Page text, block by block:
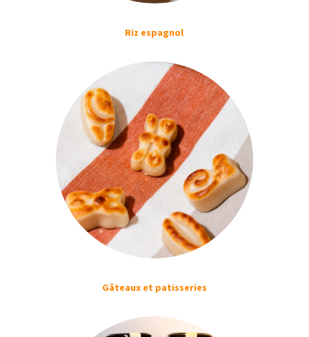
Riz espagnol
Gâteaux et patisseries